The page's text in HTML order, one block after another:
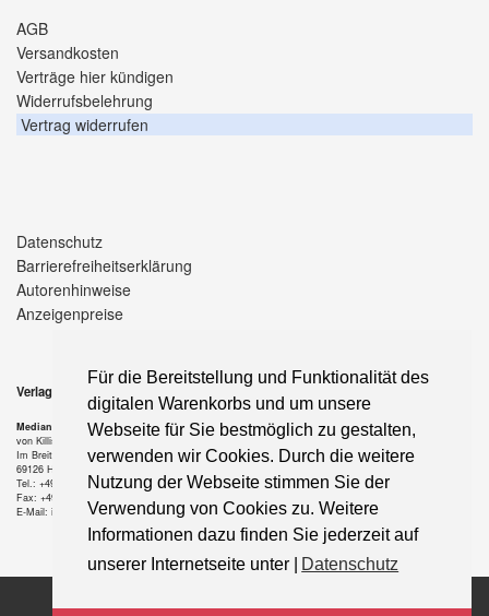
Für die Bereitstellung und Funktionalität des
digitalen Warenkorbs und um unsere
Webseite für Sie bestmöglich zu gestalten,
verwenden wir Cookies. Durch die weitere
Nutzung der Webseite stimmen Sie der
Verwendung von Cookies zu. Weitere
Informationen dazu finden Sie jederzeit auf
unserer Internetseite unter |
Datenschutz
AGB
Versandkosten
Verträge hier kündigen
Widerrufsbelehrung
Vertrag widerrufen
Datenschutz
Barrierefreiheitserklärung
Autorenhinweise
Anzeigenpreise
Verlag
Median-Verlag
von Killisch-Horn GmbH
Im Breitspiel 11 a
69126 Heidelberg
Tel.: +49-6221-90 509-0
Fax: +49-6221-90 509-20
E-Mail: info@median-verlag.de